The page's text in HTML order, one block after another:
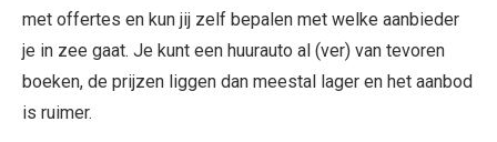
met offertes en kun jij zelf bepalen met welke aanbieder
je in zee gaat. Je kunt een huurauto al (ver) van tevoren
boeken, de prijzen liggen dan meestal lager en het aanbod
is ruimer.